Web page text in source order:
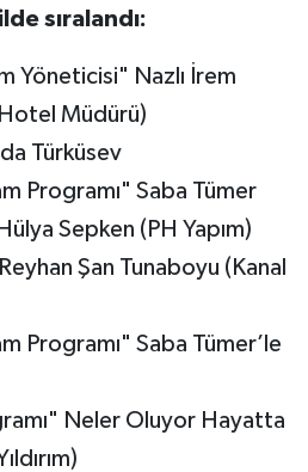
sıralandı:
Yöneticisi" Nazlı İrem
Müdürü)
Türküsev
Programı" Saba Tümer
Hülya Sepken (PH Yapım)
Şan Tunaboyu (Kanal
Programı" Saba Tümer’le
Neler Oluyor Hayatta